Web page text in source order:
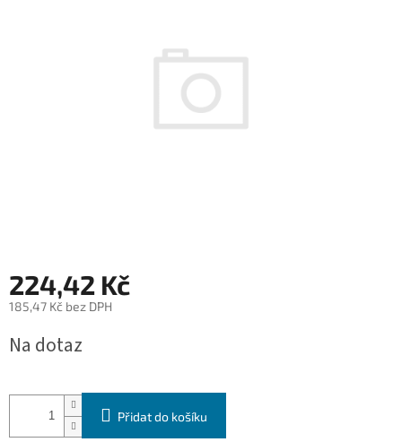
224,42 Kč
185,47 Kč bez DPH
cena:
Na dotaz
Přidat do košíku